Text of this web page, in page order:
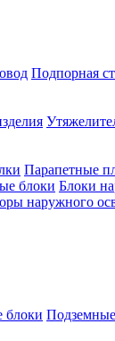
Подпорная
Парапетные
блоки Блоки
наружного
блоки